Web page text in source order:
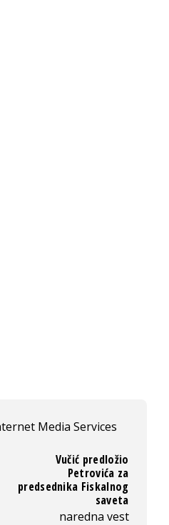
Media Services
Vučić predložio
Petrovića za
predsednika Fiskalnog
saveta
naredna vest